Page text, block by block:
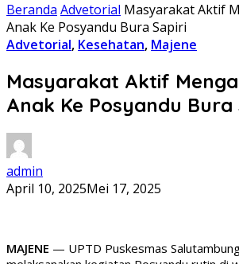
Beranda Advetorial Masyarakat Aktif
Anak Ke Posyandu Bura Sapiri
Advetorial, Kesehatan, Majene
Masyarakat Aktif
Anak Ke Posyandu Bura
admin
April 10, 2025Mei 17, 2025
MAJENE — UPTD Puskesmas